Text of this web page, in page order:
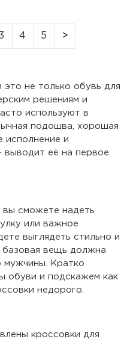
4 5 >
не только обувь для
решениям и
используют в
подошва, хорошая
исполнение и
выводит её на первое
вы сможете надеть
или важное
выглядеть стильно и
базовая вещь должна
мужчины. Кратко
обуви и подскажем как
недорого.
кроссовки для